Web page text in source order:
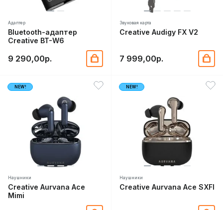
Адаптер
Bluetooth-адаптер
Creative BT-W6
9 290,00р.
Звуковая карта
Creative Audigy FX V2
7 999,00р.
NEW!
Наушники
Creative Aurvana Ace
Mimi
NEW!
Наушники
Creative Aurvana Ace SXFI